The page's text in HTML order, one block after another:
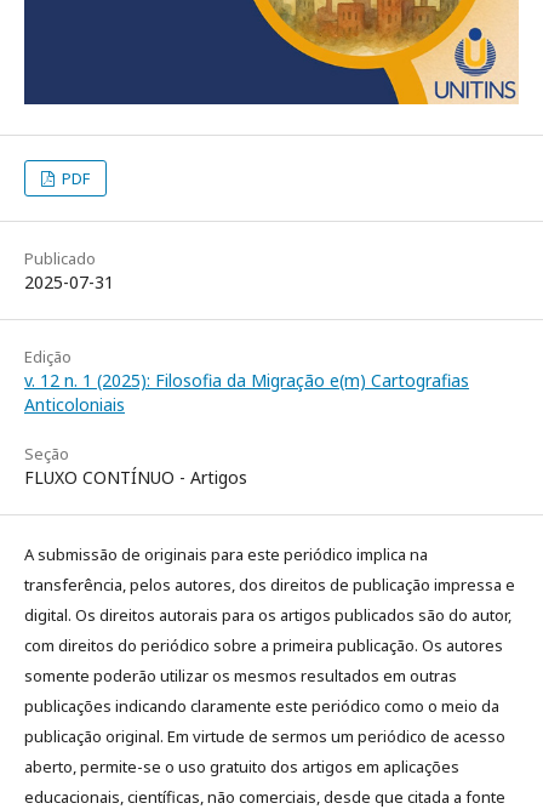
PDF
Publicado
2025-07-31
Edição
v. 12 n. 1 (2025): Filosofia da Migração e(m) Cartografias
Anticoloniais
Seção
FLUXO CONTÍNUO - Artigos
A submissão de originais para este periódico implica na
transferência, pelos autores, dos direitos de publicação impressa e
digital. Os direitos autorais para os artigos publicados são do autor,
com direitos do periódico sobre a primeira publicação. Os autores
somente poderão utilizar os mesmos resultados em outras
publicações indicando claramente este periódico como o meio da
publicação original. Em virtude de sermos um periódico de acesso
aberto, permite-se o uso gratuito dos artigos em aplicações
educacionais, científicas, não comerciais, desde que citada a fonte